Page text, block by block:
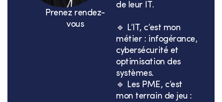
Prenez rendez-
vous
de leur IT.
🔹 L’IT, c’est mon
métier : infogérance,
cybersécurité et
optimisation des
systèmes.
🔹 Les PME, c’est
mon terrain de jeu :